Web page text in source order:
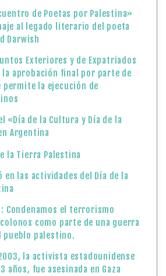
de Poetas por Palestina»
al legado literario del poeta
Darwish
Exteriores y de Expatriados
la aprobación final por parte de
permite la ejecución de
«Día de la Cultura y Día de la
Argentina
la Tierra Palestina
las actividades del Día de la
Condenamos el terrorismo
como parte de una guerra
pueblo palestino.
la activista estadounidense
años, fue asesinada en Gaza